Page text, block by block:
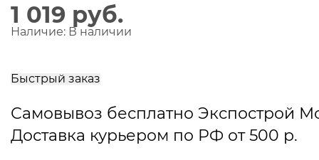
1 019 руб.
Наличие: В наличии
Быстрый заказ
Самовывоз бесплатно Экспострой
Доставка курьером по РФ от 500 р.